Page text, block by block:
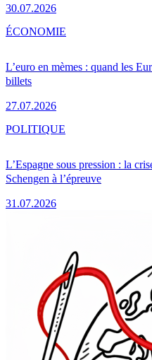
30.07.2026
L’euro en mèmes : quand les
billets
27.07.2026
ÉCONOMIE
L’Espagne sous pression : la
Schengen à l’épreuve
31.07.2026
POLITIQUE